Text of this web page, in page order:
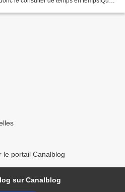
le portail Canalblog
sur Canalblog